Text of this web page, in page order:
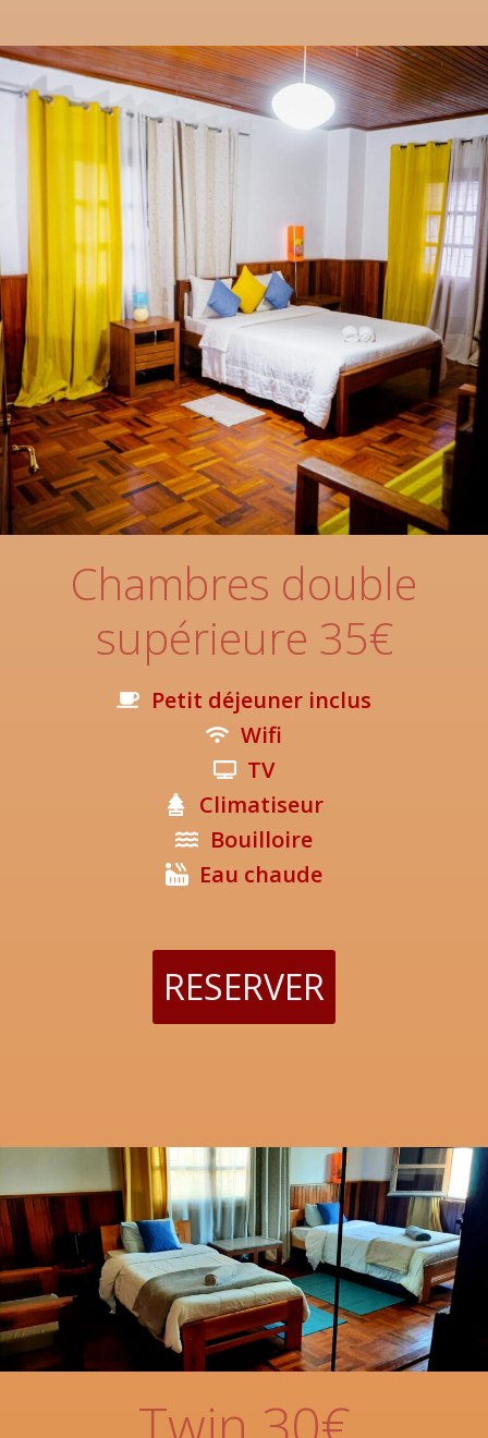
Chambres double
supérieure 35€
Petit déjeuner inclus
Wifi
TV
Climatiseur
Bouilloire
Eau chaude
RESERVER